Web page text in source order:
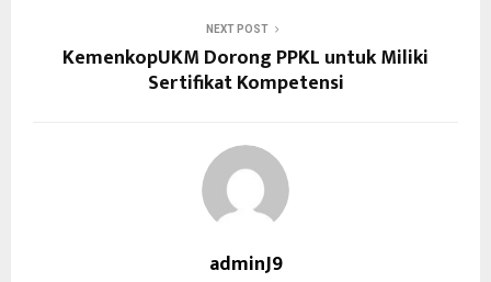
NEXT POST
KemenkopUKM Dorong PPKL untuk Miliki
Sertifikat Kompetensi
adminJ9